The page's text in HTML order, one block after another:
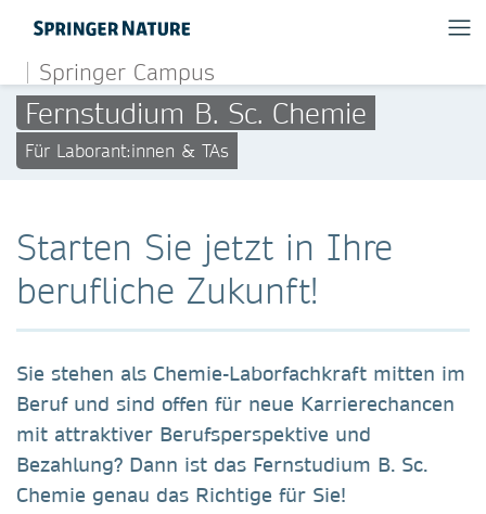
Springer Campus
Fernstudium B. Sc. Chemie
Für Laborant:innen & TAs
Starten Sie jetzt in Ihre
berufliche Zukunft!
Sie stehen als Chemie-Laborfachkraft mitten im
Beruf und sind offen für neue Karrierechancen
mit attraktiver Berufsperspektive und
Bezahlung? Dann ist das Fernstudium B. Sc.
Chemie genau das Richtige für Sie!